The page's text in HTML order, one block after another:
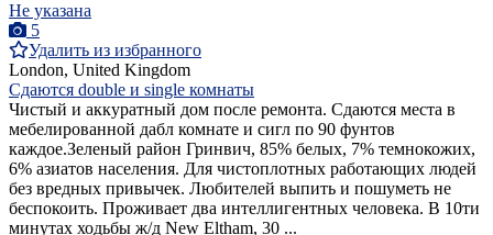
Не указана
5
Удалить из избранного
London, United Kingdom
Сдаются double и single комнаты
Чистый и аккуратный дом после ремонта. Сдаются места в
мебелированной дабл комнате и сигл по 90 фунтов
каждое.Зеленый район Гринвич, 85% белых, 7% темнокожих,
6% азиатов населения. Для чистоплотных работающих людей
без вредных привычек. Любителей выпить и пошуметь не
беспокоить. Проживает два интеллигентных человека. В 10ти
минутах ходьбы ж/д New Eltham, 30 ...